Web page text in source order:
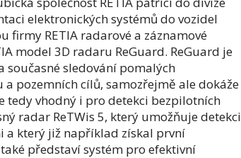
elektronických systémů do vozidel
firmy RETIA radarové a záznamové
model 3D radaru ReGuard. ReGuard je
sledování pomalých
pozemních cílů, samozřejmě ale dokáže
tedy vhodný i pro detekci bezpilotních
radar ReTWis 5, který umožňuje detekci
a který již například získal první
také představí systém pro efektivní